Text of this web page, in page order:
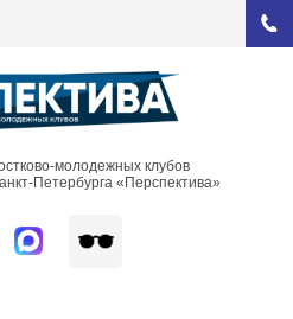
молодежных клубов
Петербурга «Перспектива»